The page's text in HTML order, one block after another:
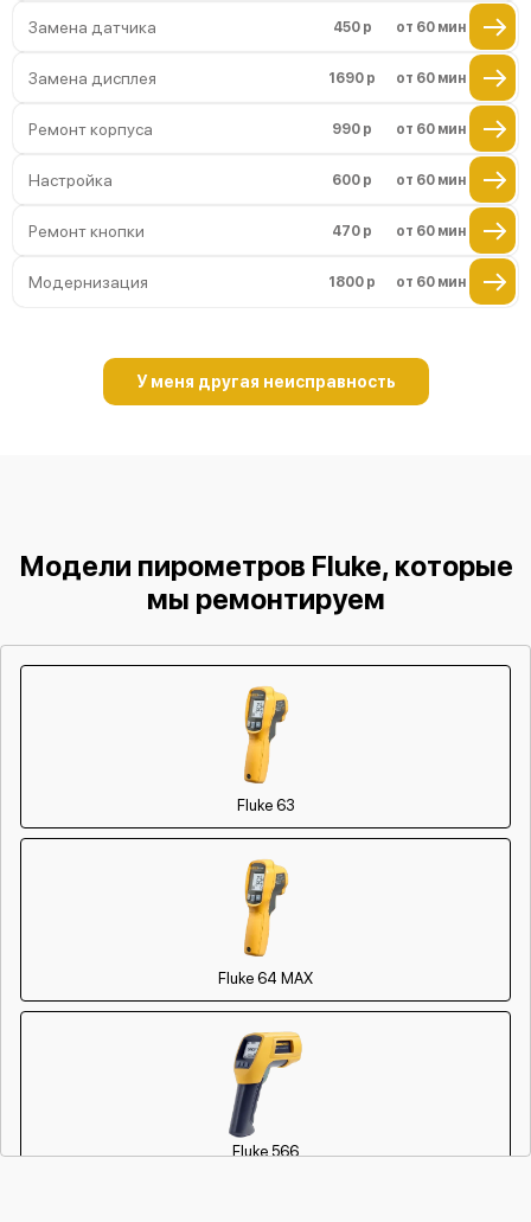
Замена датчика 450 р от 60 мин
Замена дисплея 1690 р от 60 мин
Ремонт корпуса 990 р от 60 мин
Настройка 600 р от 60 мин
Ремонт кнопки 470 р от 60 мин
Модернизация 1800 р от 60 мин
У меня другая неисправность
Модели пирометров Fluke, которые
мы ремонтируем
Fluke 63
Fluke 64 MAX
Fluke 566